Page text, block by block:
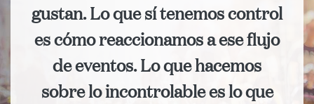
gustan. Lo que sí tenemos control
es cómo reaccionamos a ese flujo
de eventos. Lo que hacemos
sobre lo incontrolable es lo que